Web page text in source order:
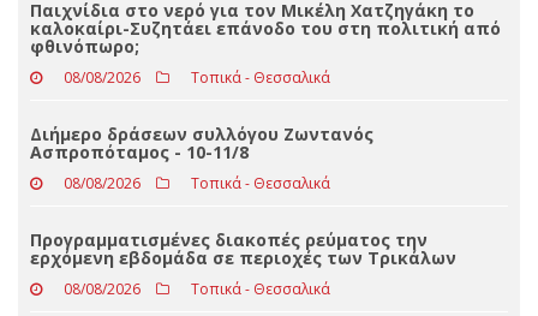
Υπεγράφη η Κοινή Απόφαση για τα νέα Σχέδια
Βελτίωσης
08/08/2026
καλοκαίρι-Συζητάει επάνοδο του στη πολιτική από
φθινόπωρο;
08/08/2026 Τοπικά - Θεσσαλικά
Διήμερο δράσεων συλλόγου Ζωντανός
Ασπροπόταμος - 10-11/8
08/08/2026 Τοπικά - Θεσσαλικά